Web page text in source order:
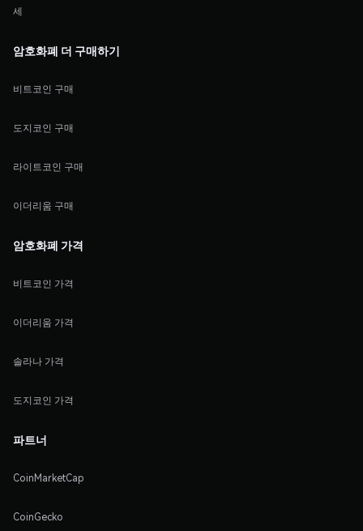
세
암호화폐 더 구매하기
비트코인 구매
도지코인 구매
라이트코인 구매
이더리움 구매
암호화폐 가격
비트코인 가격
이더리움 가격
솔라나 가격
도지코인 가격
파트너
CoinMarketCap
CoinGecko